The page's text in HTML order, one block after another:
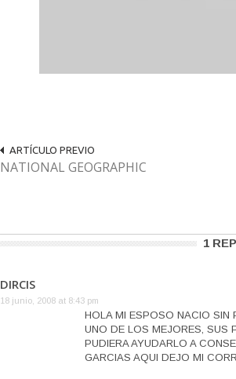
ARTÍCULO PREVIO
NATIONAL GEOGRAPHIC
1
DIRCIS
18 junio, 2008 at 8:43 pm
HOLA MI ESPOSO NACIO SIN
UNO DE LOS MEJORES, SUS
PUDIERA AYUDARLO A
GARCIAS AQUI DEJO MI